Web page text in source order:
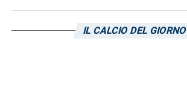
IL CALCIO DEL GIORNO